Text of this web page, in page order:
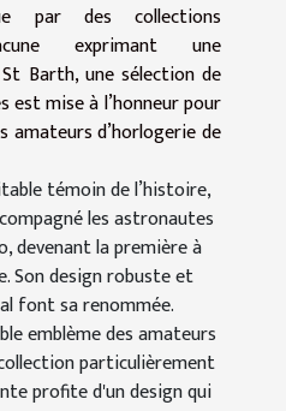
par des collections
exprimant une
Barth, une sélection de
est mise à l’honneur pour
amateurs d’horlogerie de
témoin de l’histoire,
les astronautes
devenant la première à
Son design robuste et
font sa renommée.
emblème des amateurs
particulièrement
profite d'un design qui